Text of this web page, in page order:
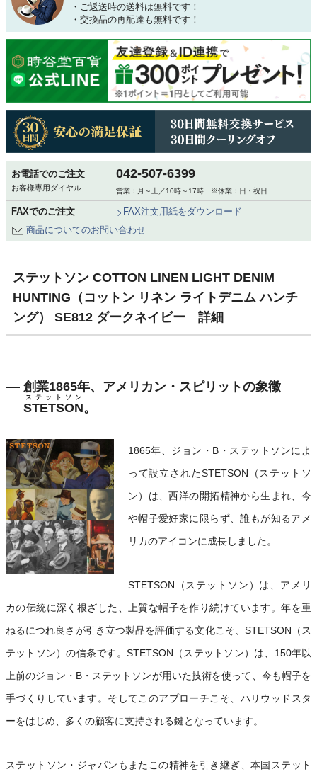
・ご返送時の送料は無料です！
・交換品の再配達も無料です！
お電話でのご注文
お客様専用ダイヤル
042-507-6399
営業：月～土／10時～17時 ※休業：日・祝日
FAXでのご注文
FAX注文用紙をダウンロード
商品についてのお問い合わせ
ステットソン COTTON LINEN LIGHT DENIM
HUNTING（コットン リネン ライトデニム ハンチ
ング） SE812 ダークネイビー 詳細
創業1865年、アメリカン・スピリットの象徴
STETSON
ステットソン
。
1865年、ジョン・B・ステットソンによ
って設立されたSTETSON（ステットソ
ン）は、西洋の開拓精神から生まれ、今
や帽子愛好家に限らず、誰もが知るアメ
リカのアイコンに成長しました。
STETSON（ステットソン）は、アメリ
カの伝統に深く根ざした、上質な帽子を作り続けています。年を重
ねるにつれ良さが引き立つ製品を評価する文化こそ、STETSON（ス
テットソン）の信条です。STETSON（ステットソン）は、150年以
上前のジョン・B・ステットソンが用いた技術を使って、今も帽子を
手づくりしています。そしてこのアプローチこそ、ハリウッドスタ
ーをはじめ、多くの顧客に支持される鍵となっています。
ステットソン・ジャパンもまたこの精神を引き継ぎ、本国ステット